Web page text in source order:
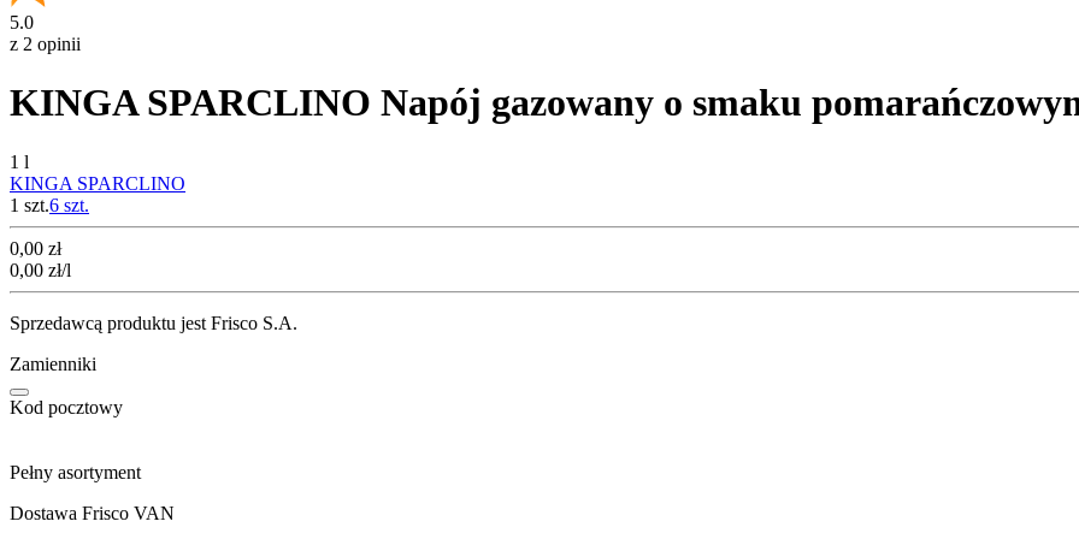
5.0
z 2 opinii
KINGA SPARCLINO Napój gazowany o smaku
1 l
KINGA SPARCLINO
1 szt.6 szt.
Cena
0,00 zł
0,00 zł/l
Sprzedawcą produktu jest Frisco S.A.
Zamienniki
Kod pocztowy
Pełny asortyment
Dostawa Frisco VAN